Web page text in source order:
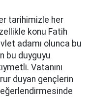
tarihimizle her
konu Fatih
adamı olunca bu
bu duyguyu
Vatanını
duyan gençlerin